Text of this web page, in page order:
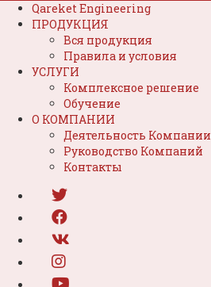
Qareket Engineering
ПРОДУКЦИЯ
Вся продукция
Правила и условия
УСЛУГИ
Комплексное решение
Обучение
О КОМПАНИИ
Деятельность Компании
Руководство Компаний
Контакты